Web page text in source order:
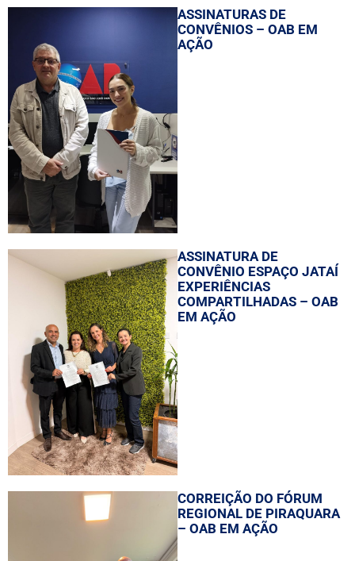
ASSINATURAS DE
CONVÊNIOS – OAB EM
AÇÃO
ASSINATURA DE
CONVÊNIO ESPAÇO JATAÍ
EXPERIÊNCIAS
COMPARTILHADAS – OAB
EM AÇÃO
CORREIÇÃO DO FÓRUM
REGIONAL DE PIRAQUARA
– OAB EM AÇÃO